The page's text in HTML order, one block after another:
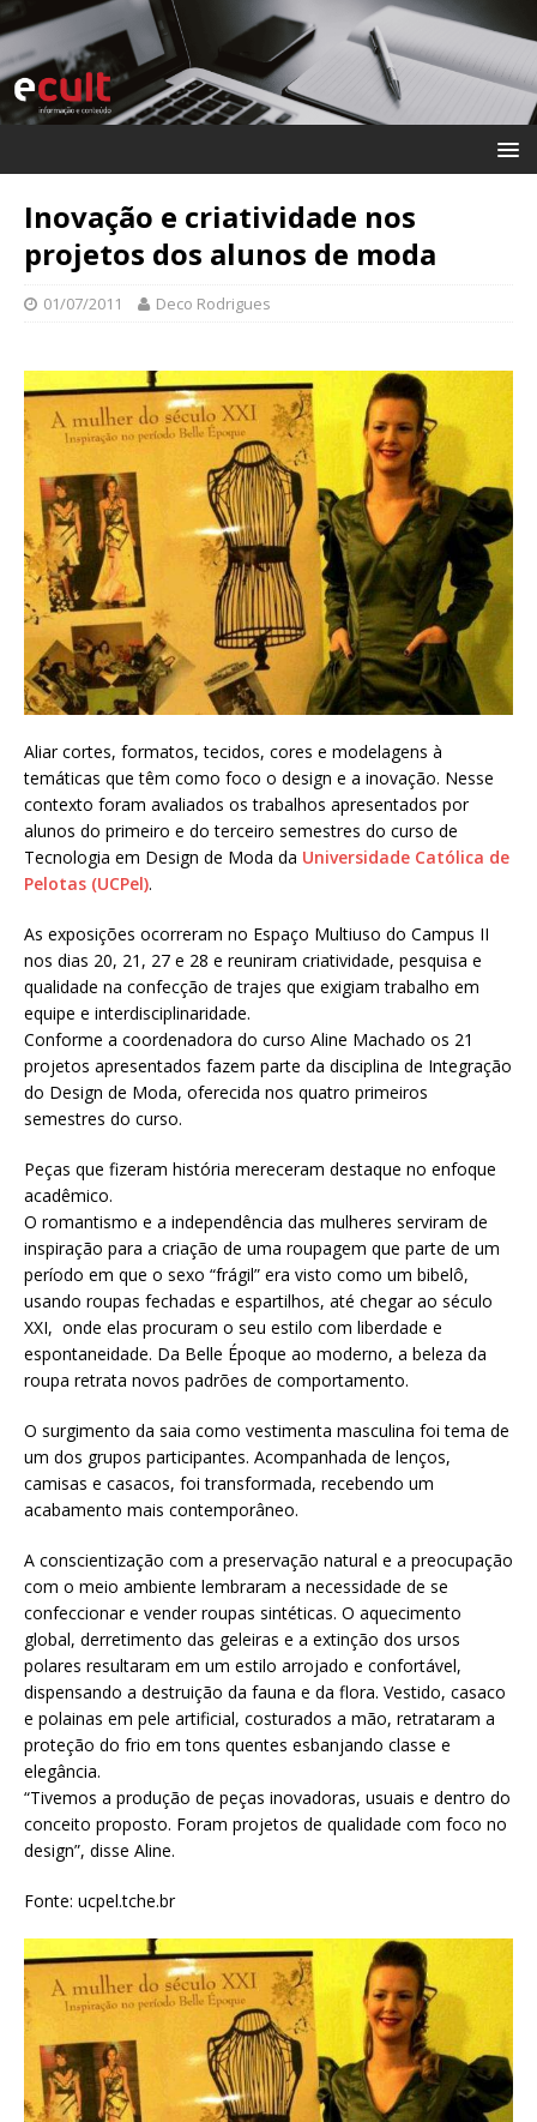
Inovação e criatividade nos
projetos dos alunos de moda
01/07/2011 Deco Rodrigues
Aliar cortes, formatos, tecidos, cores e modelagens à
temáticas que têm como foco o design e a inovação. Nesse
contexto foram avaliados os trabalhos apresentados por
alunos do primeiro e do terceiro semestres do curso de
Tecnologia em Design de Moda da Universidade Católica de
Pelotas (UCPel).
As exposições ocorreram no Espaço Multiuso do Campus II
nos dias 20, 21, 27 e 28 e reuniram criatividade, pesquisa e
qualidade na confecção de trajes que exigiam trabalho em
equipe e interdisciplinaridade.
Conforme a coordenadora do curso Aline Machado os 21
projetos apresentados fazem parte da disciplina de Integração
do Design de Moda, oferecida nos quatro primeiros
semestres do curso.
Peças que fizeram história mereceram destaque no enfoque
acadêmico.
O romantismo e a independência das mulheres serviram de
inspiração para a criação de uma roupagem que parte de um
período em que o sexo “frágil” era visto como um bibelô,
usando roupas fechadas e espartilhos, até chegar ao século
XXI, onde elas procuram o seu estilo com liberdade e
espontaneidade. Da Belle Époque ao moderno, a beleza da
roupa retrata novos padrões de comportamento.
O surgimento da saia como vestimenta masculina foi tema de
um dos grupos participantes. Acompanhada de lenços,
camisas e casacos, foi transformada, recebendo um
acabamento mais contemporâneo.
A conscientização com a preservação natural e a preocupação
com o meio ambiente lembraram a necessidade de se
confeccionar e vender roupas sintéticas. O aquecimento
global, derretimento das geleiras e a extinção dos ursos
polares resultaram em um estilo arrojado e confortável,
dispensando a destruição da fauna e da flora. Vestido, casaco
e polainas em pele artificial, costurados a mão, retrataram a
proteção do frio em tons quentes esbanjando classe e
elegância.
“Tivemos a produção de peças inovadoras, usuais e dentro do
conceito proposto. Foram projetos de qualidade com foco no
design”, disse Aline.
Fonte: ucpel.tche.br